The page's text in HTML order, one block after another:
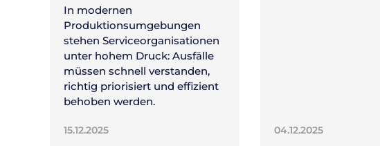
In modernen
Produktionsumgebungen
stehen Serviceorganisationen
unter hohem Druck: Ausfälle
müssen schnell verstanden,
richtig priorisiert und effizient
behoben werden.
15.12.2025 04.12.2025